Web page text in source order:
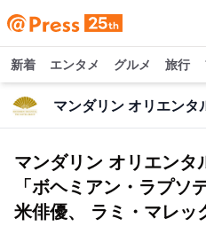
新着 エンタメ グルメ 旅行
マンダリン オリエン
「ボヘミアン・ラプソ
米俳優、 ラミ・マレッ